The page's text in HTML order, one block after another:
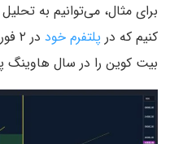
کنیم که در پلتفرم خود
بیت کوین را در سال